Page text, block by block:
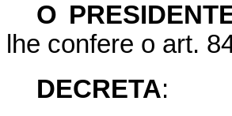
O
lhe confere o art.
DECRETA: